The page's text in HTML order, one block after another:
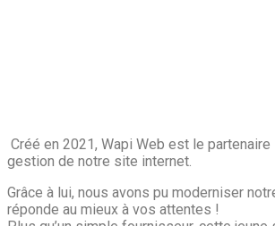
Créé en 2021, Wapi Web est le
gestion de notre site internet.
Grâce à lui, nous avons pu moderniser
réponde au mieux à vos attentes !